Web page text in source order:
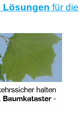
Lösungen für die